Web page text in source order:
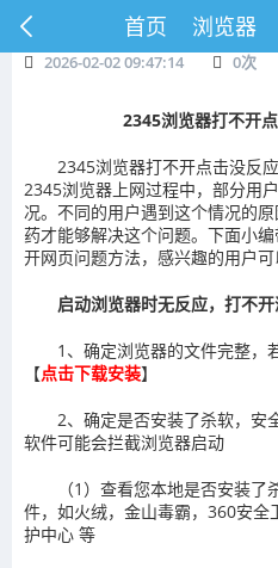
首页 浏览器
2026-02-02 09:47:14 0次
2345浏览器打不开
2345浏览器打不开点击没反
2345浏览器上网过程中，部分用
况。不同的用户遇到这个情况的
药才能够解决这个问题。下面小
开网页问题方法，感兴趣的用户可
启动浏览器时无反应，打不
1、确定浏览器的文件完整，
【点击下载安装】
2、确定是否安装了杀软，安
软件可能会拦截浏览器启动
（1）查看您本地是否安装
件，如火绒，金山毒霸，360安
护中心 等